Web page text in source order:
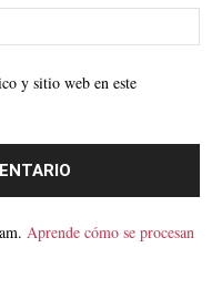
y sitio web en este
Aprende cómo se procesan